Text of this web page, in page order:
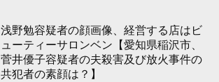
浅野勉容疑者の顔画像、経営する店はビ
ューティーサロンベン【愛知県稲沢市、
菅井優子容疑者の夫殺害及び放火事件の
共犯者の素顔は？】